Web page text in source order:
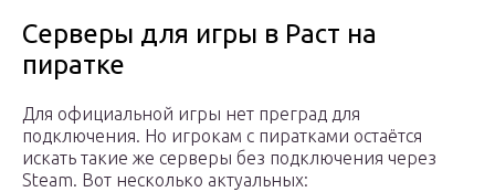
Серверы для игры в Раст на
пиратке
Для официальной игры нет преград для
подключения. Но игрокам с пиратками остаётся
искать такие же серверы без подключения через
Steam. Вот несколько актуальных: